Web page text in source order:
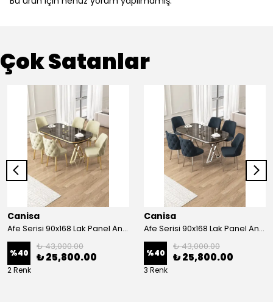
Çok Satanlar
Canisa
Afe Serisi 90x168 Lak Panel Antrasit İroni Masa ve 6 Sandalye Gold Kaplama Ayak
%40
₺ 43,000.00
₺ 25,800.00
2 Renk
Canisa
Afe Serisi 90x168 Lak Panel Antrasit İroni Masa ve 6 Sandalye Krom Kaplama Ayak
%40
₺ 43,000.00
₺ 25,800.00
3 Renk